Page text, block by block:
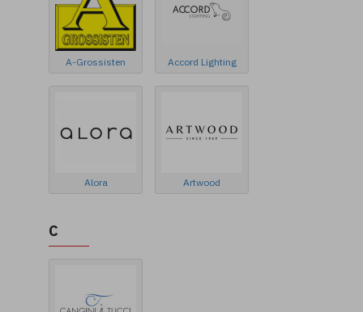
A-Grossisten Accord Lighting
Alora Artwood
C